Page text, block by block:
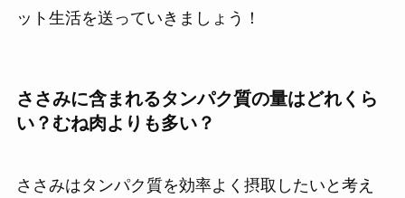
ット生活を送っていきましょう！
ささみに含まれるタンパク質の量はどれくら
い？むね肉よりも多い？
ささみはタンパク質を効率よく摂取したいと考え